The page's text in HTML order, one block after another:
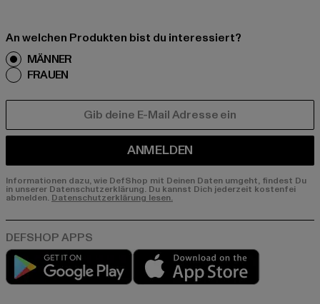
An welchen Produkten bist du interessiert?
MÄNNER
FRAUEN
ANMELDEN
Informationen dazu, wie DefShop mit Deinen Daten umgeht, findest Du
in unserer Datenschutzerklärung. Du kannst Dich jederzeit kostenfei
abmelden. Datenschutzerklärung lesen.
Play market